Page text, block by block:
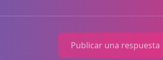
Publicar una respuesta